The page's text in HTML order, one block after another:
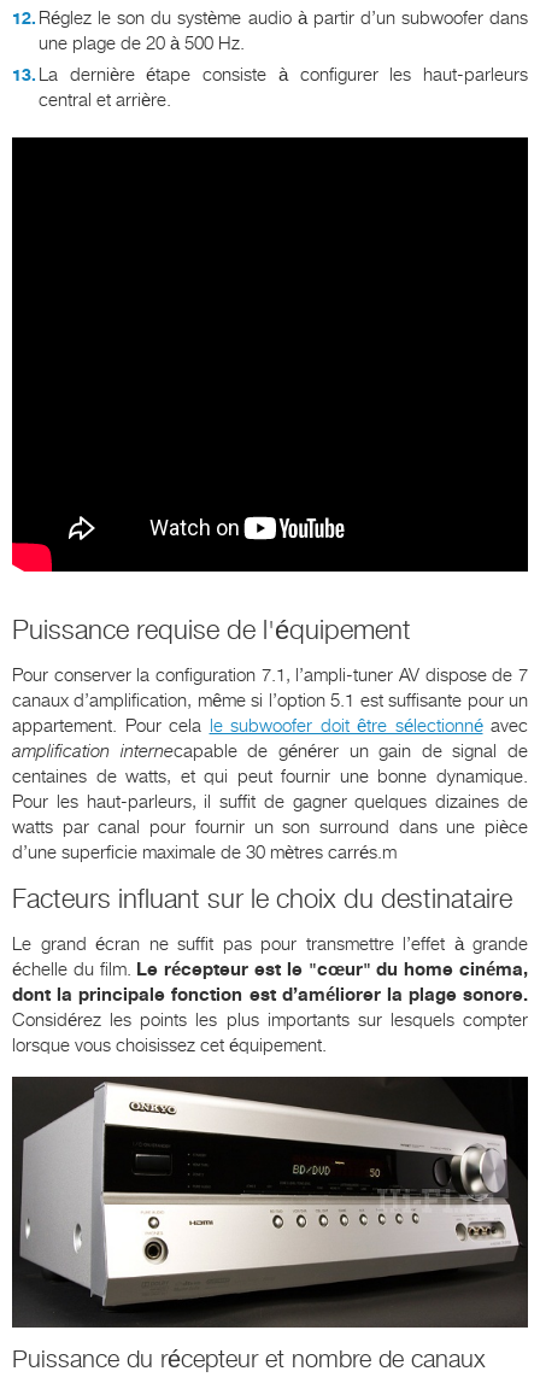
Réglez le son du système audio à partir d’un subwoofer dans
une plage de 20 à 500 Hz.
La dernière étape consiste à configurer les haut-parleurs
central et arrière.
Puissance requise de l'équipement
Pour conserver la configuration 7.1, l’ampli-tuner AV dispose de 7
canaux d’amplification, même si l’option 5.1 est suffisante pour un
appartement. Pour cela le subwoofer doit être sélectionnéavec
amplification internecapable de générer un gain de signal de
centaines de watts, et qui peut fournir une bonne dynamique.
Pour les haut-parleurs, il suffit de gagner quelques dizaines de
watts par canal pour fournir un son surround dans une pièce
d’une superficie maximale de 30 mètres carrés.m
Facteurs influant sur le choix du destinataire
Le grand écran ne suffit pas pour transmettre l’effet à grande
échelle du film. Le récepteur est le "cœur" du home cinéma,
dont la principale fonction est d’améliorer la plage sonore.
Considérez les points les plus importants sur lesquels compter
lorsque vous choisissez cet équipement.
Puissance du récepteur et nombre de canaux